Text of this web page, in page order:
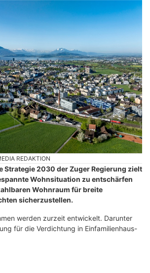
REDAKTION
Strategie 2030 der Zuger Regierung zielt
Wohnsituation zu entschärfen
Wohnraum für breite
sicherzustellen.
werden zurzeit entwickelt. Darunter
für die Verdichtung in Einfamilienhaus-